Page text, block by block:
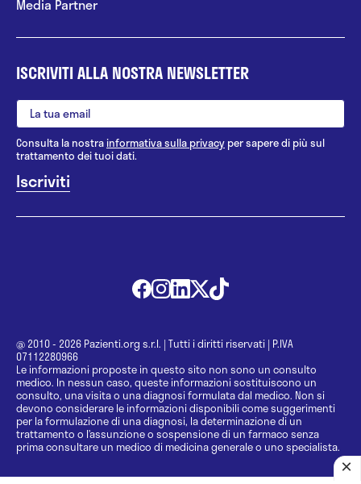
Media Partner
ISCRIVITI ALLA NOSTRA NEWSLETTER
Consulta la nostrainformativa sulla privacy per sapere di più sul
trattamento dei tuoi dati.
@ 2010 - 2026 Pazienti.org s.r.l. | Tutti i diritti riservati | P.IVA
07112280966
Le informazioni proposte in questo sito non sono un consulto
medico. In nessun caso, queste informazioni sostituiscono un
consulto, una visita o una diagnosi formulata dal medico. Non si
devono considerare le informazioni disponibili come suggerimenti
per la formulazione di una diagnosi, la determinazione di un
trattamento o l’assunzione o sospensione di un farmaco senza
prima consultare un medico di medicina generale o uno specialista.